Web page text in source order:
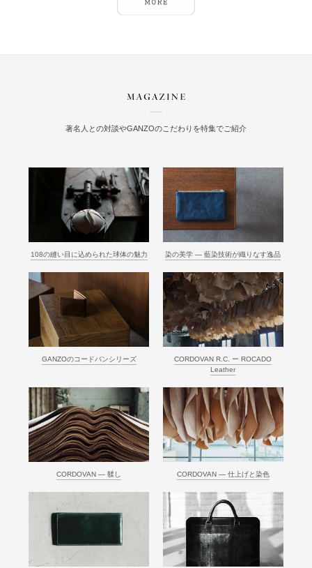
著名人との対談やGANZOのこだわりを特集でご紹介
108の縫い目に込められた球体の魅力 染の美学 ― 藍染技術が織りなす逸品
GANZOのコードバンシリーズ
CORDOVAN R.C. ー ROCADO
Leather
CORDOVAN ― 鞣し CORDOVAN ― 仕上げと染色